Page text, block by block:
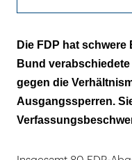
Geimpfte
normalen
Den Obersten
Beschwerden
Die FDP hat
Bund
gegen die
Ausgangssperren.